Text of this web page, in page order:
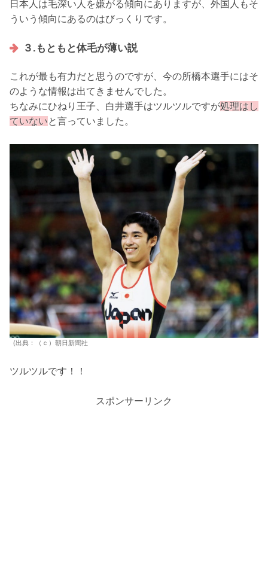
日本人は毛深い人を嫌がる傾向にありますが、外国人もそ
ういう傾向にあるのはびっくりです。
３.もともと体毛が薄い説
これが最も有力だと思うのですが、今の所橋本選手にはそ
のような情報は出てきませんでした。
ちなみにひねり王子、白井選手はツルツルですが処理はし
ていないと言っていました。
(出典：（ｃ）朝日新聞社
ツルツルです！！
スポンサーリンク